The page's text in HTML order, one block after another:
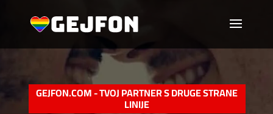
GEJFON.COM - TVOJ PARTNER S DRUGE STRANE
LINIJE